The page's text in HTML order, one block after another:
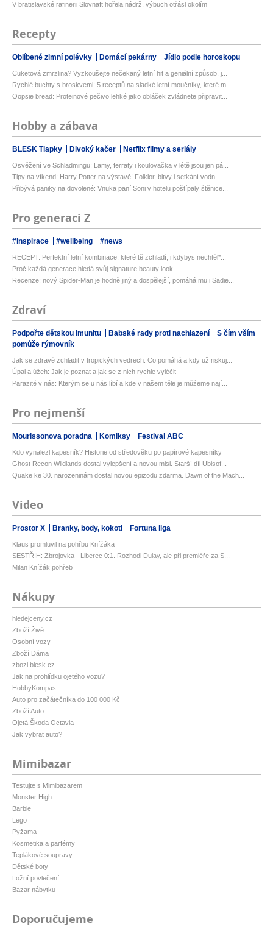
V bratislavské rafinerii Slovnaft hořela nádrž, výbuch otřásl okolím
Recepty
Oblíbené zimní polévky Domácí pekárny Jídlo podle horoskopu
Cuketová zmrzlina? Vyzkoušejte nečekaný letní hit a geniální způsob, j...
Rychlé buchty s broskvemi: 5 receptů na sladké letní moučníky, které m...
Oopsie bread: Proteinové pečivo lehké jako obláček zvládnete připravit...
Hobby a zábava
BLESK Tlapky Divoký kačer Netflix filmy a seriály
Osvěžení ve Schladmingu: Lamy, ferraty i koulovačka v létě jsou jen pá...
Tipy na víkend: Harry Potter na výstavě! Folklor, bitvy i setkání vodn...
Přibývá paniky na dovolené: Vnuka paní Soni v hotelu poštípaly štěnice...
Pro generaci Z
#inspirace #wellbeing #news
RECEPT: Perfektní letní kombinace, které tě zchladí, i kdybys nechtěl*...
Proč každá generace hledá svůj signature beauty look
Recenze: nový Spider-Man je hodně jiný a dospělejší, pomáhá mu i Sadie...
Zdraví
Podpořte dětskou imunitu Babské rady proti nachlazení
S čím vším
pomůže rýmovník
Jak se zdravě zchladit v tropických vedrech: Co pomáhá a kdy už riskuj...
Úpal a úžeh: Jak je poznat a jak se z nich rychle vyléčit
Parazité v nás: Kterým se u nás líbí a kde v našem těle je můžeme nají...
Pro nejmenší
Mourissonova poradna Komiksy Festival ABC
Kdo vynalezl kapesník? Historie od středověku po papírové kapesníky
Ghost Recon Wildlands dostal vylepšení a novou misi. Starší díl Ubisof...
Quake ke 30. narozeninám dostal novou epizodu zdarma. Dawn of the Mach...
Video
Prostor X Branky, body, kokoti Fortuna liga
Klaus promluvil na pohřbu Knížáka
SESTŘIH: Zbrojovka - Liberec 0:1. Rozhodl Dulay, ale při premiéře za S...
Milan Knížák pohřeb
Nákupy
hledejceny.cz
Zboží Živě
Osobní vozy
Zboží Dáma
zbozi.blesk.cz
Jak na prohlídku ojetého vozu?
HobbyKompas
Auto pro začátečníka do 100 000 Kč
Zboží Auto
Ojetá Škoda Octavia
Jak vybrat auto?
Mimibazar
Testujte s Mimibazarem
Monster High
Barbie
Lego
Pyžama
Kosmetika a parfémy
Teplákové soupravy
Dětské boty
Ložní povlečení
Bazar nábytku
Doporučujeme